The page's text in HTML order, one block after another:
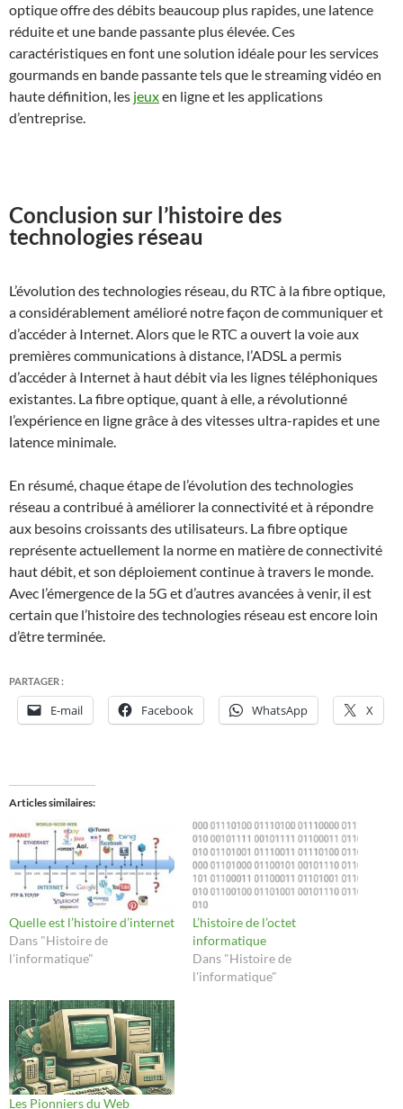
optique offre des débits beaucoup plus rapides, une latence
réduite et une bande passante plus élevée. Ces
caractéristiques en font une solution idéale pour les services
gourmands en bande passante tels que le streaming vidéo en
haute définition, les jeuxen ligne et les applications
d’entreprise.
Conclusion sur l’histoire des
technologies réseau
L’évolution des technologies réseau, du RTC à la fibre optique,
a considérablement amélioré notre façon de communiquer et
d’accéder à Internet. Alors que le RTC a ouvert la voie aux
premières communications à distance, l’ADSL a permis
d’accéder à Internet à haut débit via les lignes téléphoniques
existantes. La fibre optique, quant à elle, a révolutionné
l’expérience en ligne grâce à des vitesses ultra-rapides et une
latence minimale.
En résumé, chaque étape de l’évolution des technologies
réseau a contribué à améliorer la connectivité et à répondre
aux besoins croissants des utilisateurs. La fibre optique
représente actuellement la norme en matière de connectivité
haut débit, et son déploiement continue à travers le monde.
Avec l’émergence de la 5G et d’autres avancées à venir, il est
certain que l’histoire des technologies réseau est encore loin
d’être terminée.
PARTAGER :
E-mail Facebook WhatsApp X
Articles similaires
Quelle est l’histoire d’internet
Dans "Histoire de
l'informatique"
L’histoire de l’octet
informatique
Dans "Histoire de
l'informatique"
Les Pionniers du Web